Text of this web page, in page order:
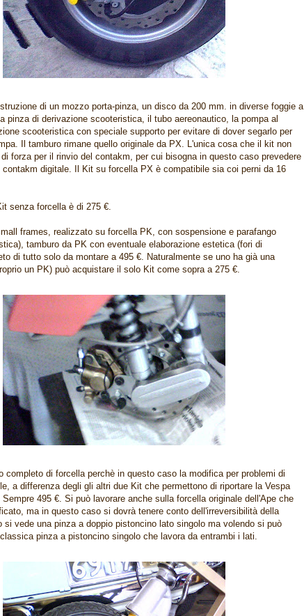
di un mozzo porta-pinza, un disco da 200 mm. in diverse foggie a
pinza di derivazione scooteristica, il tubo aereonautico, la pompa al
scooteristica con speciale supporto per evitare di dover segarlo per
Il tamburo rimane quello originale da PX. L'unica cosa che il kit non
forza per il rinvio del contakm, per cui bisogna in questo caso prevedere
contakm digitale. Il Kit su forcella PX è compatibile sia coi perni da 16
senza forcella è di 275 €.
frames, realizzato su forcella PK, con sospensione e parafango
tamburo da PK con eventuale elaborazione estetica (fori di
di tutto solo da montare a 495 €. Naturalmente se uno ha già una
un PK) può acquistare il solo Kit come sopra a 275 €.
completo di forcella perchè in questo caso la modifica per problemi di
a differenza degli gli altri due Kit che permettono di riportare la Vespa
495 €. Si può lavorare anche sulla forcella originale dell'Ape che
ma in questo caso si dovrà tenere conto dell'irreversibilità della
si vede una pinza a doppio pistoncino lato singolo ma volendo si può
pinza a pistoncino singolo che lavora da entrambi i lati.